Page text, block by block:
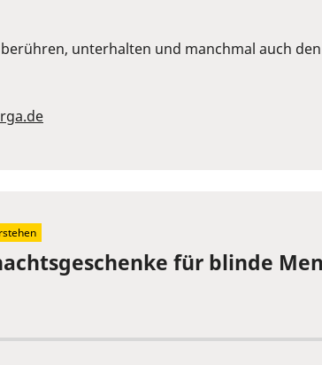
unterhalten und manchmal auch
für blinde